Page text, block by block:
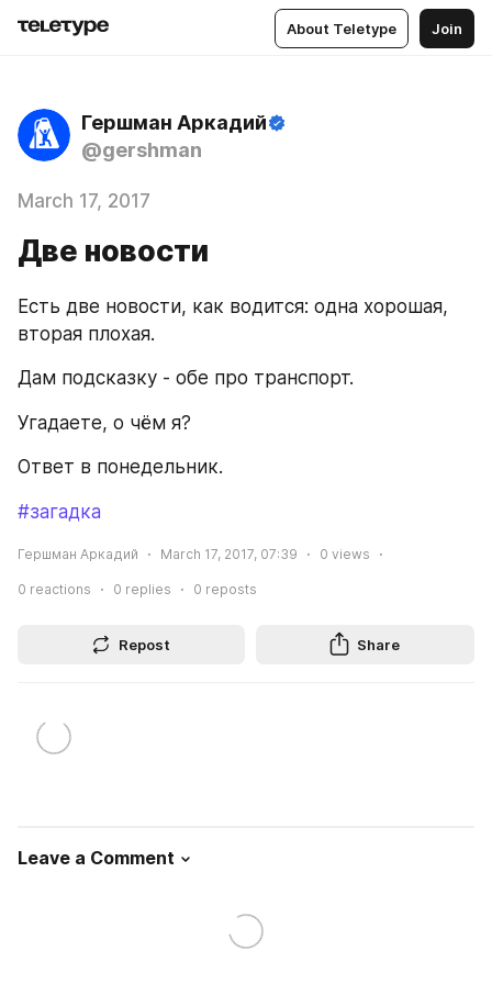
About Teletype Join
Гершман Аркадий
@gershman
March 17, 2017
Две новости
Есть две новости, как водится: одна хорошая,
вторая плохая.
Дам подсказку - обе про транспорт.
Угадаете, о чём я?
Ответ в понедельник.
#загадка
Гершман Аркадий March 17, 2017, 07:39 0 views
0 reactions 0 replies 0 reposts
Repost Share
Leave a Comment